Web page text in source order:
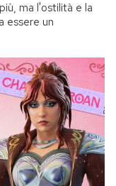
ma l'ostilità e la
essere un